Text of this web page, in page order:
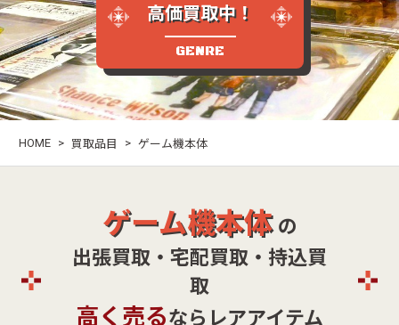
高価買取中！
GENRE
HOME > 買取品目 > ゲーム機本体
ゲーム機本体 の
出張買取・宅配買取・持込買
取
高く売るならレアアイテム